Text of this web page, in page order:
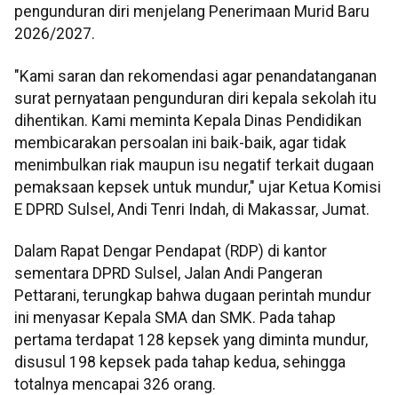
pengunduran diri menjelang Penerimaan Murid Baru
2026/2027.
"Kami saran dan rekomendasi agar penandatanganan
surat pernyataan pengunduran diri kepala sekolah itu
dihentikan. Kami meminta Kepala Dinas Pendidikan
membicarakan persoalan ini baik-baik, agar tidak
menimbulkan riak maupun isu negatif terkait dugaan
pemaksaan kepsek untuk mundur," ujar Ketua Komisi
E DPRD Sulsel, Andi Tenri Indah, di Makassar, Jumat.
Dalam Rapat Dengar Pendapat (RDP) di kantor
sementara DPRD Sulsel, Jalan Andi Pangeran
Pettarani, terungkap bahwa dugaan perintah mundur
ini menyasar Kepala SMA dan SMK. Pada tahap
pertama terdapat 128 kepsek yang diminta mundur,
disusul 198 kepsek pada tahap kedua, sehingga
totalnya mencapai 326 orang.